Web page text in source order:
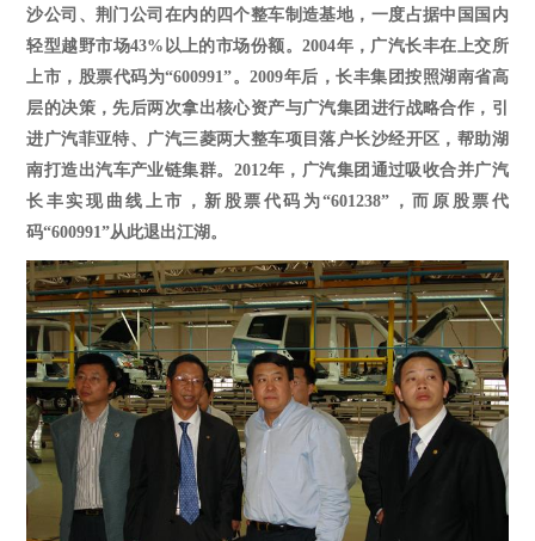
沙公司、荆门公司在内的四个整车制造基地，一度占据中国国内
轻型越野市场43%以上的市场份额。2004年，广汽长丰在上交所
上市，股票代码为“600991”。2009年后，长丰集团按照湖南省高
层的决策，先后两次拿出核心资产与广汽集团进行战略合作，引
进广汽菲亚特、广汽三菱两大整车项目落户长沙经开区，帮助湖
南打造出汽车产业链集群。2012年，广汽集团通过吸收合并广汽
长丰实现曲线上市，新股票代码为“601238”，而原股票代
码“600991”从此退出江湖。